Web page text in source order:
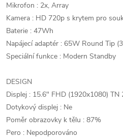
Mikrofon : 2x, Array
Kamera : HD 720p s krytem pro
Baterie : 47Wh
Napájecí adaptér : 65W Round Tip
Speciální funkce : Modern Standby
DESIGN
Displej : 15.6" FHD (1920x1080)
Dotykový displej : Ne
Poměr obrazovky k tělu : 87%
Pero : Nepodporováno